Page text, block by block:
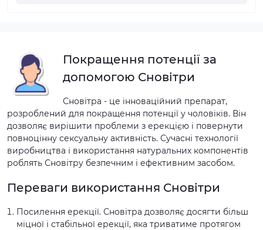
Покращення потенції за
допомогою Сновітри
Сновітра - це інноваційний препарат,
розроблений для покращення потенції у чоловіків. Він
дозволяє вирішити проблеми з ерекцією і повернути
повноцінну сексуальну активність. Сучасні технології
виробництва і використання натуральних компонентів
роблять Сновітру безпечним і ефективним засобом.
Переваги використання Сновітри
Посилення ерекції. Сновітра дозволяє досягти більш
міцної і стабільної ерекції, яка триватиме протягом